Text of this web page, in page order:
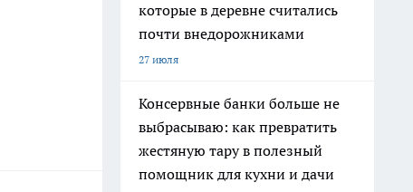
которые в деревне считались
почти внедорожниками
27 июля
Консервные банки больше не
выбрасываю: как превратить
жестяную тару в полезный
помощник для кухни и дачи